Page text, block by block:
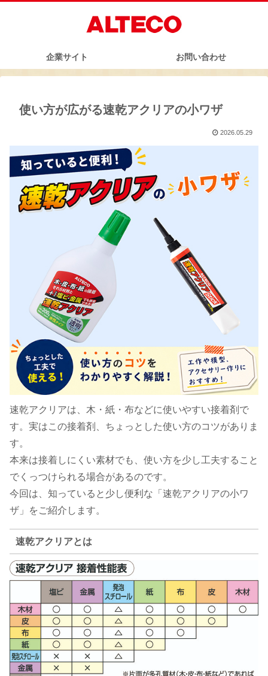
企業サイト お問い合わせ
使い方が広がる速乾アクリアの小ワザ
2026.05.29
速乾アクリアは、木・紙・布などに使いやすい接着剤で
す。実はこの接着剤、ちょっとした使い方のコツがありま
す。
本来は接着しにくい素材でも、使い方を少し工夫すること
でくっつけられる場合があるのです。
今回は、知っていると少し便利な「速乾アクリアの小ワ
ザ」をご紹介します。
速乾アクリアとは